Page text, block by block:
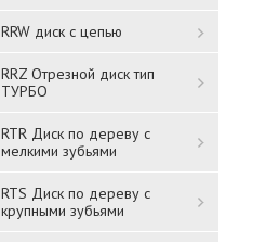
RRW диск с цепью
RRZ Отрезной диск тип
ТУРБО
RTR Диск по дереву с
мелкими зубьями
RTS Диск по дереву с
крупными зубьями